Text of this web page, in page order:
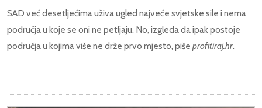
SAD već desetljećima uživa ugled najveće svjetske sile i nema
područja u koje se oni ne petljaju. No, izgleda da ipak postoje
područja u kojima više ne drže prvo mjesto, piše profitiraj.hr.